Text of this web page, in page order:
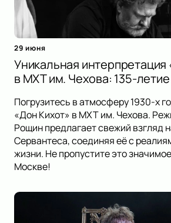
29 июня
Уникальная интерпретация
в МХТ им. Чехова: 135-
Погрузитесь в атмосферу 1930-х
«Дон Кихот» в МХТ им. Чехова.
Рощин предлагает свежий взгляд
Сервантеса, соединяя её с
жизни. Не пропустите это
Москве!